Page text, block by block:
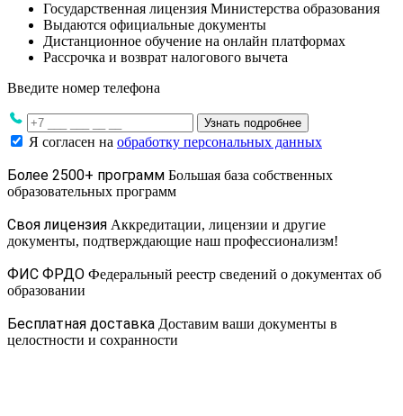
Государственная лицензия Министерства образования
Выдаются официальные документы
Дистанционное обучение на онлайн платформах
Рассрочка и возврат налогового вычета
Введите номер телефона
Узнать подробнее
Я согласен на обработку персональных данных
Более 2500+ программ Большая база собственных
образовательных программ
Своя лицензия Аккредитации, лицензии и другие
документы, подтверждающие наш профессионализм!
ФИС ФРДО Федеральный реестр сведений о документах об
образовании
Бесплатная доставка Доставим ваши документы в
целостности и сохранности